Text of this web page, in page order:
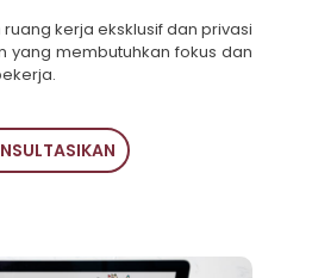
kerja eksklusif dan privasi
yang membutuhkan fokus dan